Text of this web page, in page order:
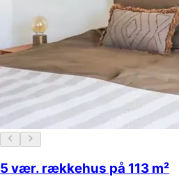
5 vær. rækkehus på 113 m²